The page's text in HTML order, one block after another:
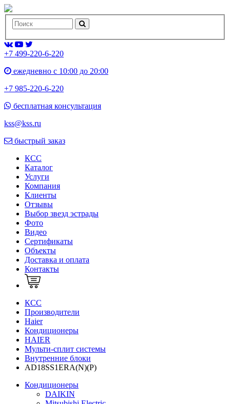
+7 499-220-6-220
ежедневно с 10:00 до 20:00
+7 985-220-6-220
бесплатная консультация
kss@kss.ru
быстрый заказ
КСС
Каталог
Услуги
Компания
Клиенты
Oтзывы
Выбор звезд эстрады
Фото
Видео
Сертификаты
Объекты
Доставка и оплата
Контакты
КСС
Производители
Haier
Кондиционеры
HAIER
Мульти-сплит системы
Внутренние блоки
AD18SS1ERA(N)(P)
Кондиционеры
DAIKIN